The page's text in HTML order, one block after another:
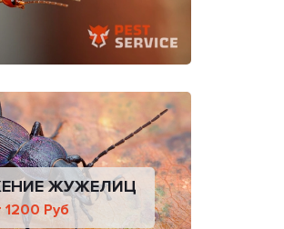
ЖУЖЕЛИЦ
1200 Руб